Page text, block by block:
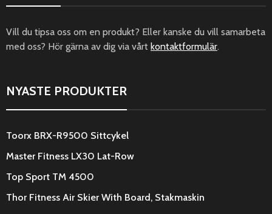
Vill du tipsa oss om en produkt? Eller kanske du vill samarbeta
med oss? Hör gärna av dig via vårt kontaktformulär.
NYASTE PRODUKTER
Toorx BRX-R9500 Sittcykel
Master Fitness LX30 Lat-Row
Top Sport TM 4500
Thor Fitness Air Skier With Board, Stakmaskin